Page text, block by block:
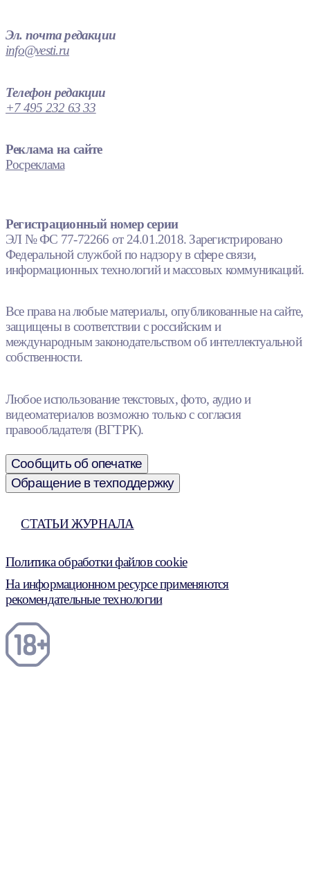
Эл. почта редакции
info@vesti.ru
Телефон редакции
+7 495 232 63 33
Реклама на сайте
Росреклама
Регистрационный номер серии
ЭЛ № ФС 77-72266 от 24.01.2018. Зарегистрировано
Федеральной службой по надзору в сфере связи,
информационных технологий и массовых коммуникаций.
Все права на любые материалы, опубликованные на сайте,
защищены в соответствии с российским и
международным законодательством об интеллектуальной
собственности.
Любое использование текстовых, фото, аудио и
видеоматериалов возможно только с согласия
правообладателя (ВГТРК).
Сообщить об опечатке
Обращение в техподдержку
СТАТЬИ ЖУРНАЛА
Политика обработки файлов cookie
На информационном ресурсе применяются
рекомендательные технологии